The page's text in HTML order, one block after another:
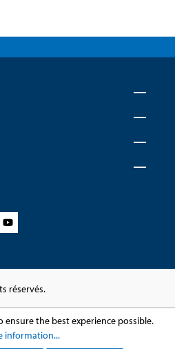
réservés.
ensure the best experience possible.
information...